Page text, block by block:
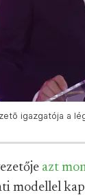
igazgatója a
azt
modellel